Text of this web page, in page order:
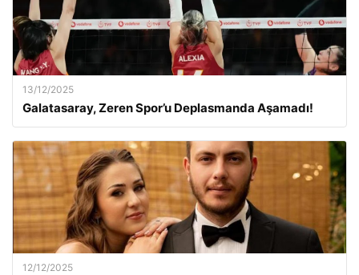
13/12/2025
Galatasaray, Zeren Spor’u Deplasmanda Aşamadı!
12/12/2025